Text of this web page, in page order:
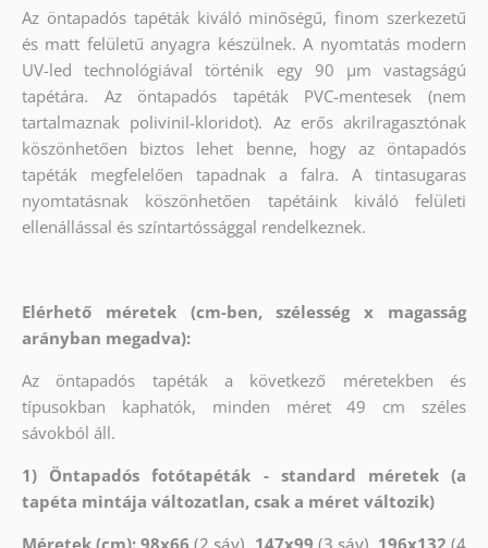
Az öntapadós tapéták kiváló minőségű, finom szerkezetű
és matt felületű anyagra készülnek. A nyomtatás modern
UV-led technológiával történik egy 90 µm vastagságú
tapétára. Az öntapadós tapéták PVC-mentesek (nem
tartalmaznak polivinil-kloridot). Az erős akrilragasztónak
köszönhetően biztos lehet benne, hogy az öntapadós
tapéták megfelelően tapadnak a falra. A tintasugaras
nyomtatásnak köszönhetően tapétáink kiváló felületi
ellenállással és színtartóssággal rendelkeznek.
Elérhető méretek (cm-ben, szélesség x magasság
arányban megadva):
Az öntapadós tapéták a következő méretekben és
típusokban kaphatók, minden méret 49 cm széles
sávokból áll.
1) Öntapadós fotótapéták - standard méretek (a
tapéta mintája változatlan, csak a méret változik)
Méretek (cm): 98x66 (2 sáv), 147x99 (3 sáv), 196x132 (4